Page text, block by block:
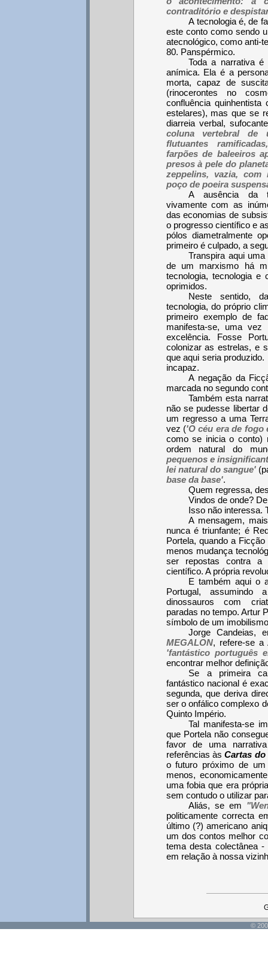
contraditório e
A tecnologia é, de
este conto como sendo
atecnológico, como anti-
80. Panspérmico.
Toda a narrativa é
anímica. Ela é a
morta, capaz de
(rinocerontes no
confluência
estelares), mas que se
diarreia verbal,
coluna vertebral de
flutuantes
farpões de baleeiros
presos à pele do
zeppelins, vazia, com
poço de poeira
A ausência da
vivamente com as
das economias de
o progresso científico e
pólos diametralmente
primeiro é culpado, a
Transpira aqui
de um marxismo há
tecnologia, tecnologia e
oprimidos.
Neste sentido,
tecnologia, do próprio
primeiro exemplo de
manifesta-se, uma
excelência. Fosse
colonizar as estrelas, e
que aqui seria
incapaz.
A negação da
marcada no segundo
Também esta
não se pudesse libertar
um regresso a uma
vez ('O céu era de fogo
como se inicia o conto)
ordem natural do
pequenos e
lei natural do sangue'
base da base'.
Quem regressa,
Vindos de onde?
Isso não interessa.
A mensagem,
nunca é triunfante; é
Portela, quando a
menos mudança
ser repostas contra a
científico. A própria
E também aqui o
Portugal, assumindo
dinossauros com
paradas no tempo. Artur
símbolo de um
Jorge Candeias,
MEGALON, refere-se a
'fantástico português
encontrar melhor
Se a primeira
fantástico nacional é
segunda, que deriva
ser o onfálico complexo
Quinto Império.
Tal manifesta-se
que Portela não
favor de uma
referências àsCartas do
o futuro próximo de
menos,
uma fobia que era
sem contudo o utilizar
Aliás, se em
politicamente correcta
último (?) americano
um dos contos melhor
tema desta colectânea
em relação à nossa
©